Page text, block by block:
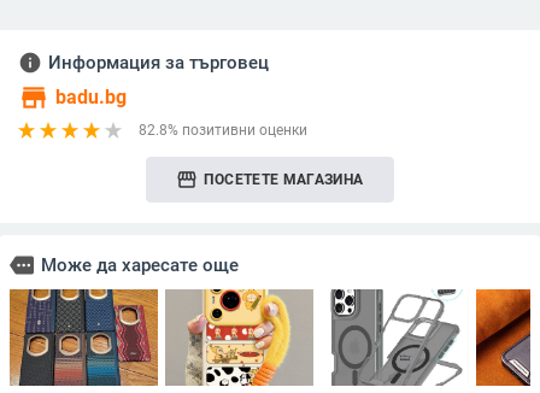
info Информация за търговец
store badu.bg
82.8% позитивни оценки
storefront ПОСЕТЕТЕ МАГАЗИНА
more Може да харесате още